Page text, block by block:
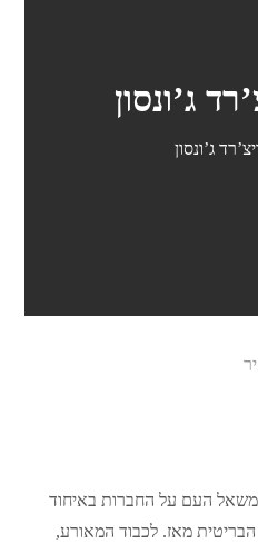
ג’ונסון
ג’ונסון
למשאל העם על החברות באיחוד
מאז. לכבוד המאורע,